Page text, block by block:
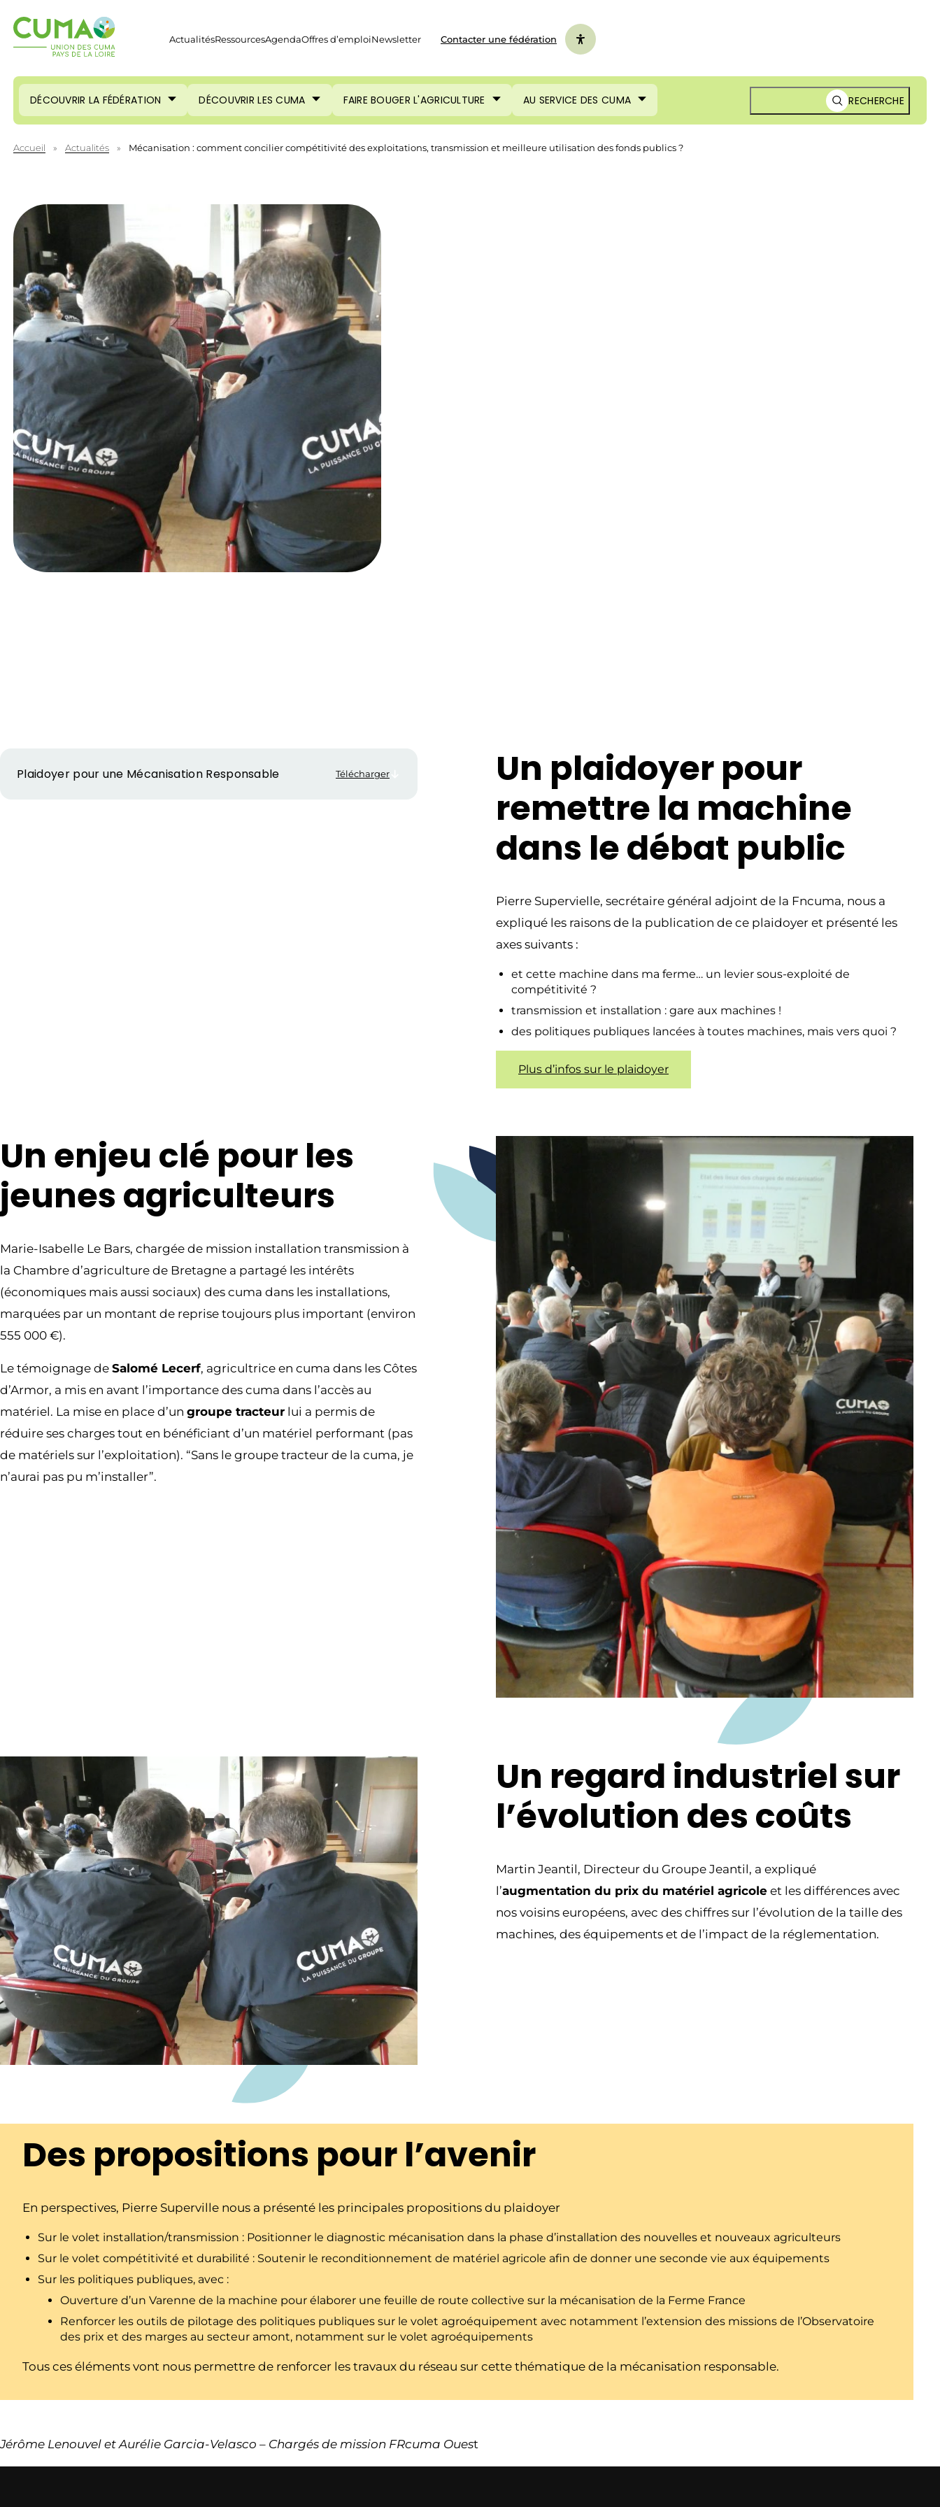
ActualitésRessourcesAgendaOffres d’emploiNewsletter Contacter une fédération
DÉCOUVRIR LA FÉDÉRATION DÉCOUVRIR LES CUMA FAIRE BOUGER L'AGRICULTURE AU SERVICE DES CUMA RECHERCHE
Accueil » Actualités » Mécanisation : comment concilier compétitivité des exploitations, transmission et meilleure utilisation des fonds publics ?
Plaidoyer pour une Mécanisation Responsable Télécharger
Un plaidoyer pour
remettre la machine
dans le débat public
Pierre Supervielle, secrétaire général adjoint de la Fncuma, nous a
expliqué les raisons de la publication de ce plaidoyer et présenté les
axes suivants :
et cette machine dans ma ferme… un levier sous-exploité de
compétitivité ?
transmission et installation : gare aux machines !
des politiques publiques lancées à toutes machines, mais vers quoi ?
Plus d’infos sur le plaidoyer
Un enjeu clé pour les
jeunes agriculteurs
Marie-Isabelle Le Bars, chargée de mission installation transmission à
la Chambre d’agriculture de Bretagne a partagé les intérêts
(économiques mais aussi sociaux) des cuma dans les installations,
marquées par un montant de reprise toujours plus important (environ
555 000 €).
Le témoignage de Salomé Lecerf, agricultrice en cuma dans les Côtes
d’Armor, a mis en avant l’importance des cuma dans l’accès au
matériel. La mise en place d’un groupe tracteur lui a permis de
réduire ses charges tout en bénéficiant d’un matériel performant (pas
de matériels sur l’exploitation). “Sans le groupe tracteur de la cuma, je
n’aurai pas pu m’installer”.
Un regard industriel sur
l’évolution des coûts
Martin Jeantil, Directeur du Groupe Jeantil, a expliqué
l’augmentation du prix du matériel agricole et les différences avec
nos voisins européens, avec des chiffres sur l’évolution de la taille des
machines, des équipements et de l’impact de la réglementation.
Des propositions pour l’avenir
En perspectives, Pierre Superville nous a présenté les principales propositions du plaidoyer
Sur le volet installation/transmission : Positionner le diagnostic mécanisation dans la phase d’installation des nouvelles et nouveaux agriculteurs
Sur le volet compétitivité et durabilité : Soutenir le reconditionnement de matériel agricole afin de donner une seconde vie aux équipements
Sur les politiques publiques, avec :
Ouverture d’un Varenne de la machine pour élaborer une feuille de route collective sur la mécanisation de la Ferme France
Renforcer les outils de pilotage des politiques publiques sur le volet agroéquipement avec notamment l’extension des missions de l’Observatoire
des prix et des marges au secteur amont, notamment sur le volet agroéquipements
Tous ces éléments vont nous permettre de renforcer les travaux du réseau sur cette thématique de la mécanisation responsable.
Jérôme Lenouvel et Aurélie Garcia-Velasco – Chargés de mission FRcuma Ouest